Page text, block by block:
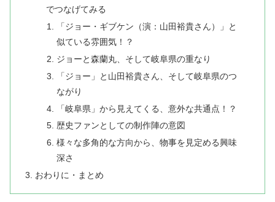
でつなげてみる
「ジョー・ギブケン（演：山田裕貴さん）」と
似ている雰囲気！？
​ジョーと森蘭丸、そして岐阜県の重なり
​「ジョー」と山田裕貴さん、そして岐阜県のつ
ながり
「岐阜県」から見えてくる、意外な共通点！？
​歴史ファンとしての制作陣の意図
​様々な多角的な方向から、物事を見定める興味
深さ
​おわりに・まとめ